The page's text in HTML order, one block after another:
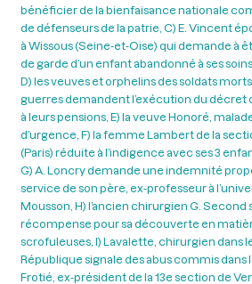
bénéficier de la bienfaisance nationale
de défenseurs de la patrie, C) E. Vincent
à Wissous (Seine-et-Oise) qui demande à
de garde d’un enfant abandonné à ses
D) les veuves et orphelins des soldats
guerres demandent l’exécution du décret
à leurs pensions, E) la veuve Honoré,
d’urgence, F) la femme Lambert de la
(Paris) réduite à l’indigence avec ses 3
G) A. Loncry demande une indemnité
service de son père, ex-professeur à
Mousson, H) l’ancien chirurgien G. Second
récompense pour sa découverte en
scrofuleuses, I) Lavalette, chirurgien dans
République signale des abus commis dans
Frotié, ex-président de la 13e section de